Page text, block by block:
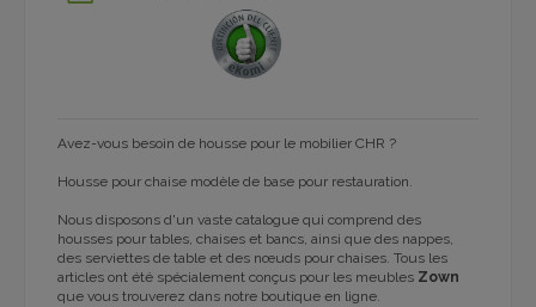
Avez-vous besoin de housse pour le mobilier CHR ?
Housse pour chaise modèle de base pour restauration.
Nous disposons d'un vaste catalogue qui comprend des
housses pour tables, chaises et bancs, ainsi que des nappes,
des serviettes de table et des nœuds pour chaises. Tous les
articles ont été spécialement conçus pour les meubles Zown
que vous trouverez dans notre boutique en ligne.